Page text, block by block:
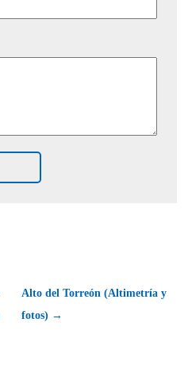
Alto del Torreón (Altimetría y
fotos) →